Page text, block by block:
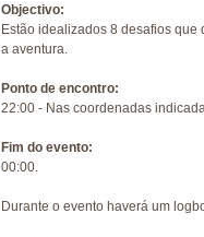
Objectivo:
Estão idealizados 8 desafios
a aventura.
Ponto de encontro:
22:00 - Nas coordenadas
Fim do evento:
00:00.
Durante o evento haverá um